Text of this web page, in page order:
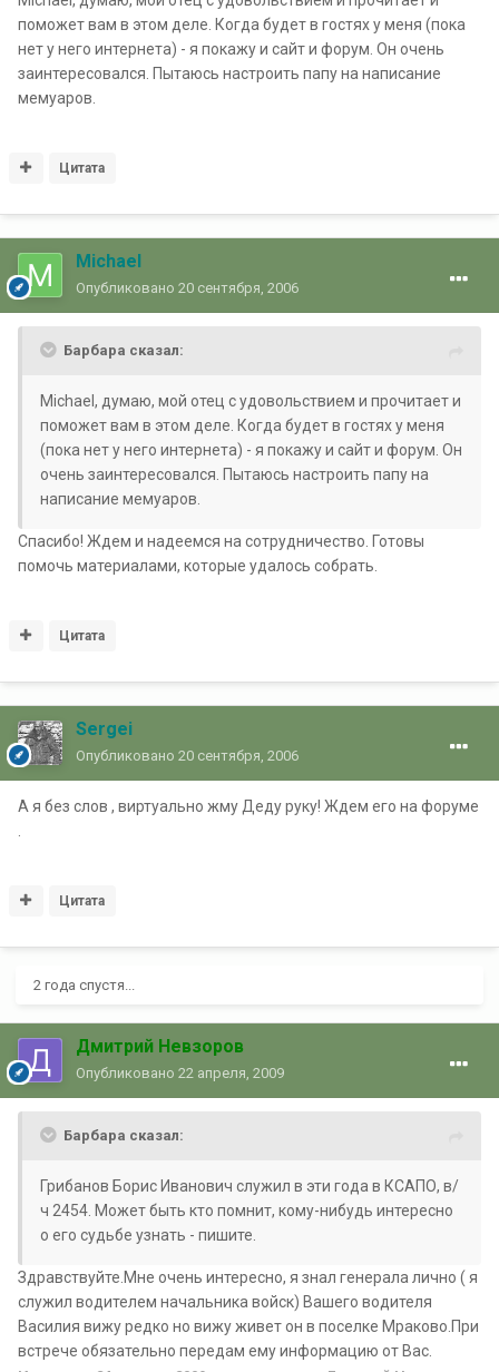
поможет вам в этом деле. Когда будет в гостях у меня (пока
нет у него интернета) - я покажу и сайт и форум. Он очень
заинтересовался. Пытаюсь настроить папу на написание
мемуаров.
Цитата
Michael
Опубликовано 20 сентября, 2006
Барбара сказал:
Michael, думаю, мой отец с удовольствием и прочитает и
поможет вам в этом деле. Когда будет в гостях у меня
(пока нет у него интернета) - я покажу и сайт и форум. Он
очень заинтересовался. Пытаюсь настроить папу на
написание мемуаров.
Спасибо! Ждем и надеемся на сотрудничество. Готовы
помочь материалами, которые удалось собрать.
Цитата
Sergei
Опубликовано 20 сентября, 2006
А я без слов , виртуально жму Деду руку! Ждем его на форуме
Цитата
2 года спустя...
Дмитрий Невзоров
Опубликовано 22 апреля, 2009
Барбара сказал:
Грибанов Борис Иванович служил в эти года в КСАПО, в/
ч 2454. Может быть кто помнит, кому-нибудь интересно
о его судьбе узнать - пишите.
Здравствуйте.Мне очень интересно, я знал генерала лично ( я
служил водителем начальника войск) Вашего водителя
Василия вижу редко но вижу живет он в поселке Мраково.При
встрече обязательно передам ему информацию от Вас.